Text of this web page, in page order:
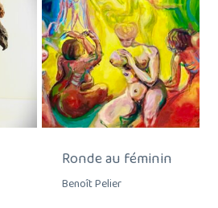
Ronde au féminin
Benoît Pelier